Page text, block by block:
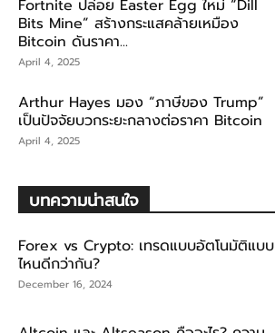
Fortnite ปล่อย Easter Egg ใหม่ “Dill
Bits Mine” สร้างกระแสคล้ายเหมือง
Bitcoin ดันราคา...
April 4, 2025
Arthur Hayes มอง “ภาษีของ Trump”
เป็นปัจจัยบวกระยะกลางต่อราคา Bitcoin
April 4, 2025
บทความน่าสนใจ
Forex vs Crypto: เทรดแบบอัตโนมัติแบบ
ไหนดีกว่ากัน?
December 16, 2024